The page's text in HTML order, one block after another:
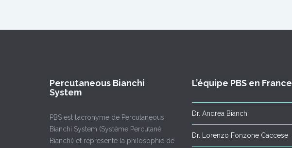
Percutaneous Bianchi
System
PBS est l’acronyme de Percutaneous
Bianchi System (Système Percutané
Bianchi) et représente la philosophie de
L’équipe PBS en France
Dr. Andrea Bianchi
Dr. Lorenzo Fonzone Caccese